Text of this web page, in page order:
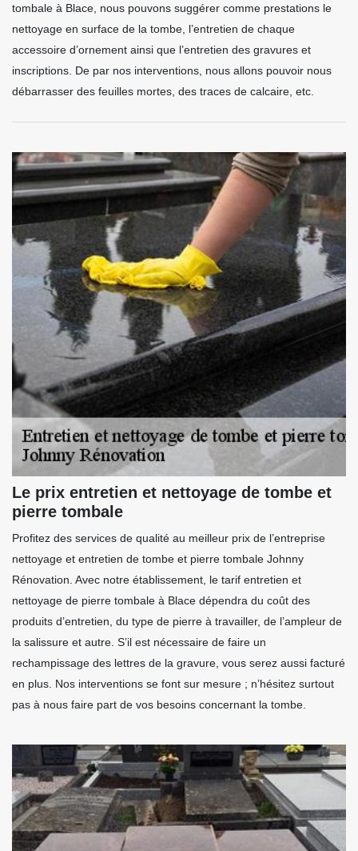
tombale à Blace, nous pouvons suggérer comme prestations le
nettoyage en surface de la tombe, l’entretien de chaque
accessoire d’ornement ainsi que l’entretien des gravures et
inscriptions. De par nos interventions, nous allons pouvoir nous
débarrasser des feuilles mortes, des traces de calcaire, etc.
Le prix entretien et nettoyage de tombe et
pierre tombale
Profitez des services de qualité au meilleur prix de l’entreprise
nettoyage et entretien de tombe et pierre tombale Johnny
Rénovation. Avec notre établissement, le tarif entretien et
nettoyage de pierre tombale à Blace dépendra du coût des
produits d’entretien, du type de pierre à travailler, de l’ampleur de
la salissure et autre. S’il est nécessaire de faire un
rechampissage des lettres de la gravure, vous serez aussi facturé
en plus. Nos interventions se font sur mesure ; n’hésitez surtout
pas à nous faire part de vos besoins concernant la tombe.